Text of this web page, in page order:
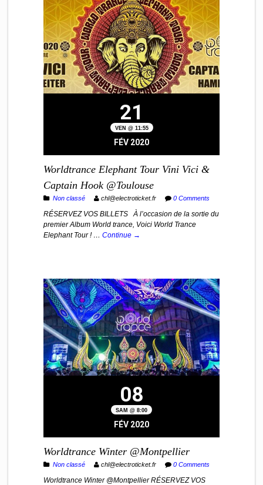
21
VEN @ 11:55
FÉV 2020
Worldtrance Elephant Tour Vini Vici &
Captain Hook @Toulouse
Non classé chl@electroticket.fr 0 Comments
RÉSERVEZ VOS BILLETS À l’occasion de la sortie du
premier Album World trance, Voici World Trance
Elephant Tour ! … Continue →
08
SAM @ 8:00
FÉV 2020
Worldtrance Winter @Montpellier
Non classé chl@electroticket.fr 0 Comments
Worldtrance Winter @Montpellier RÉSERVEZ VOS